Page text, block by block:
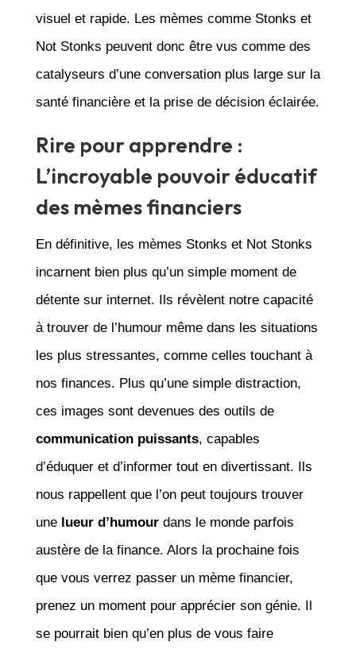
visuel et rapide. Les mèmes comme Stonks et
Not Stonks peuvent donc être vus comme des
catalyseurs d’une conversation plus large sur la
santé financière et la prise de décision éclairée.
Rire pour apprendre :
L’incroyable pouvoir éducatif
des mèmes financiers
En définitive, les mèmes Stonks et Not Stonks
incarnent bien plus qu’un simple moment de
détente sur internet. Ils révèlent notre capacité
à trouver de l’humour même dans les situations
les plus stressantes, comme celles touchant à
nos finances. Plus qu’une simple distraction,
ces images sont devenues des outils de
communication puissants, capables
d’éduquer et d’informer tout en divertissant. Ils
nous rappellent que l’on peut toujours trouver
une lueur d’humourdans le monde parfois
austère de la finance. Alors la prochaine fois
que vous verrez passer un mème financier,
prenez un moment pour apprécier son génie. Il
se pourrait bien qu’en plus de vous faire